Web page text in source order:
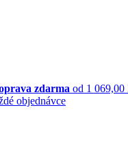
zdarma od 1 069,00
objednávce